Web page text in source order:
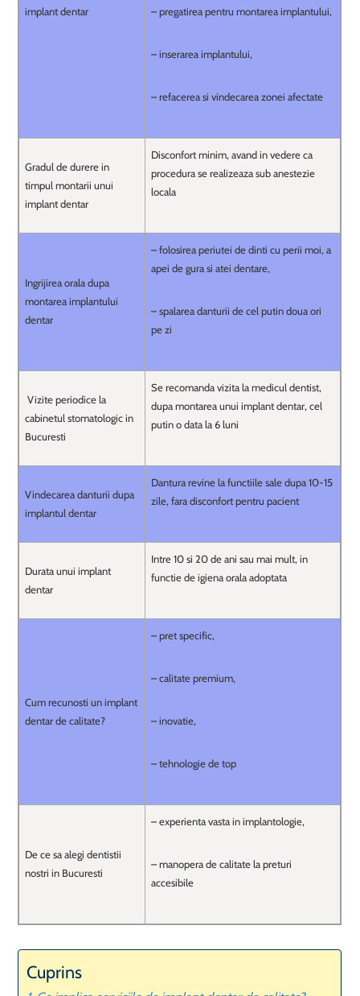
implant dentar
– pregatirea pentru montarea implantului,
– inserarea implantului,
– refacerea si vindecarea zonei afectate
Gradul de durere in
timpul montarii unui
implant dentar
Disconfort minim, avand in vedere ca
procedura se realizeaza sub anestezie
locala
Ingrijirea orala dupa
montarea implantului
dentar
– folosirea periutei de dinti cu perii moi, a
apei de gura si atei dentare,
– spalarea danturii de cel putin doua ori
pe zi
Vizite periodice la
cabinetul stomatologic in
Bucuresti
Se recomanda vizita la medicul dentist,
dupa montarea unui implant dentar, cel
putin o data la 6 luni
Vindecarea danturii dupa
implantul dentar
Dantura revine la functiile sale dupa 10-15
zile, fara disconfort pentru pacient
Durata unui implant
dentar
Intre 10 si 20 de ani sau mai mult, in
functie de igiena orala adoptata
Cum recunosti un implant
dentar de calitate?
– pret specific,
– calitate premium,
– inovatie,
– tehnologie de top
De ce sa alegi dentistii
nostri in Bucuresti
– experienta vasta in implantologie,
– manopera de calitate la preturi
accesibile
Cuprins